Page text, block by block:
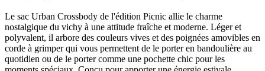
Le sac Urban Crossbody de l'édition Picnic allie le charme
nostalgique du vichy à une attitude fraîche et moderne. Léger et
polyvalent, il arbore des couleurs vives et des poignées amovibles en
corde à grimper qui vous permettent de le porter en bandoulière au
quotidien ou de le porter comme une pochette chic pour les